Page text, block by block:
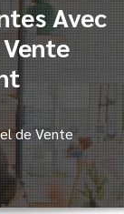
Avec
de Vente